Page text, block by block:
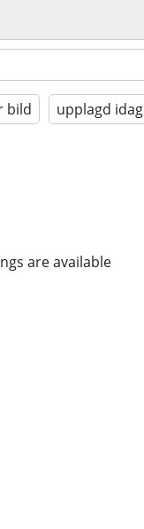
bild upplagd idag
are available